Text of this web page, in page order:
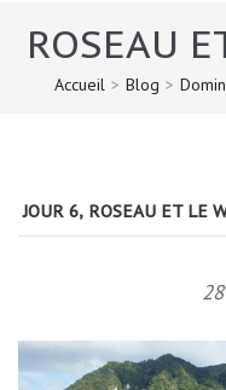
ROSEAU
Accueil > Blog >
JOUR 6, ROSEAU ET LE